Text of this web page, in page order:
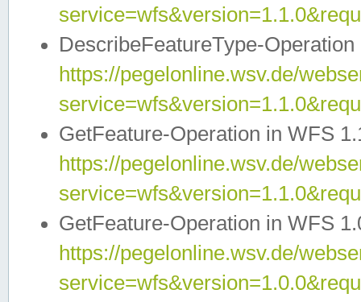
DescribeFeatureType-
https://pegelonline.wsv.de/
GetFeature-Operation in WFS
https://pegelonline.wsv.de/
GetFeature-Operation in WFS
https://pegelonline.wsv.de/